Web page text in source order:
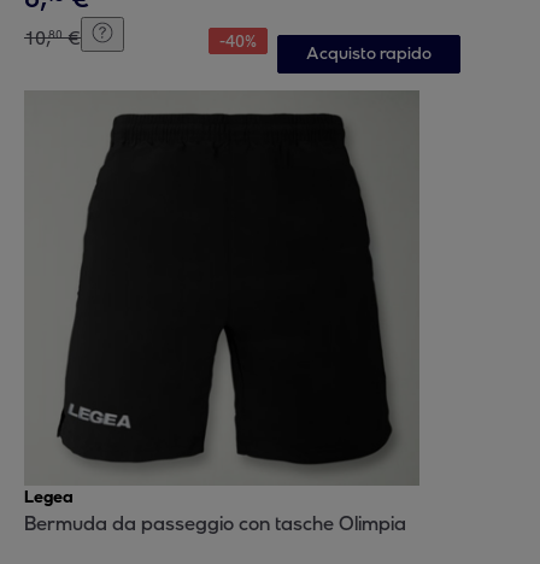
10,80 € -40%
Acquisto rapido
Legea
Bermuda da passeggio con tasche Olimpia